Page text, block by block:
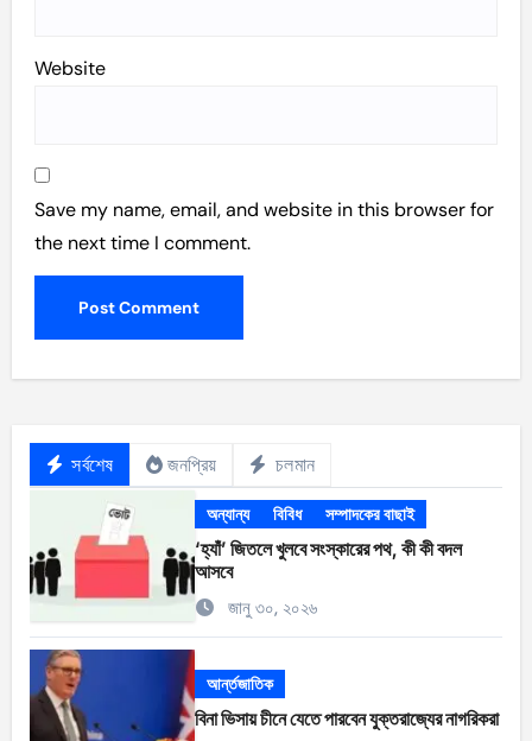
Website
Save my name, email, and website in this browser for
the next time I comment.
সর্বশেষ জনপ্রিয় চলমান
অন্যান্য বিবিধ সম্পাদকের বাছাই
‘হ্যাঁ’ জিতলে খুলবে সংস্কারের পথ, কী কী বদল
আসবে
জানু ৩০, ২০২৬
আর্ন্তজাতিক
বিনা ভিসায় চীনে যেতে পারবেন যুক্তরাজ্যের নাগরিকরা